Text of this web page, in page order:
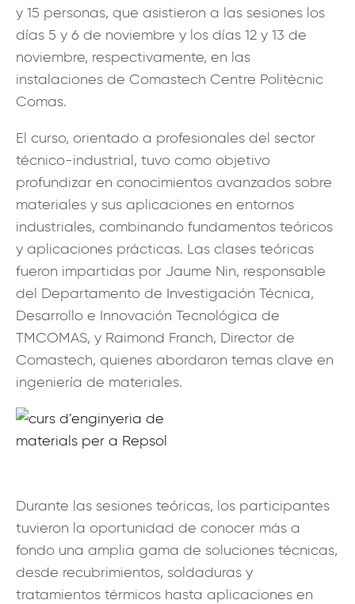
y 15 personas, que asistieron a las sesiones los
días 5 y 6 de noviembre y los días 12 y 13 de
noviembre, respectivamente, en las
instalaciones de Comastech Centre Politècnic
Comas.
El curso, orientado a profesionales del sector
técnico-industrial, tuvo como objetivo
profundizar en conocimientos avanzados sobre
materiales y sus aplicaciones en entornos
industriales, combinando fundamentos teóricos
y aplicaciones prácticas. Las clases teóricas
fueron impartidas por Jaume Nin, responsable
del Departamento de Investigación Técnica,
Desarrollo e Innovación Tecnológica de
TMCOMAS, y Raimond Franch, Director de
Comastech, quienes abordaron temas clave en
ingeniería de materiales.
Durante las sesiones teóricas, los participantes
tuvieron la oportunidad de conocer más a
fondo una amplia gama de soluciones técnicas,
desde recubrimientos, soldaduras y
tratamientos térmicos hasta aplicaciones en